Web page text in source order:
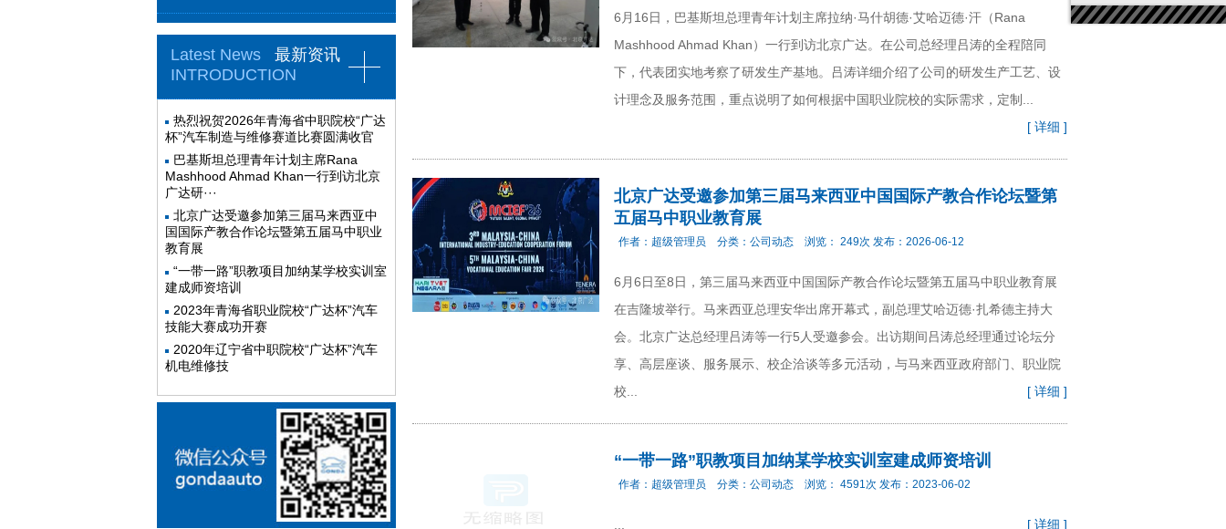
Latest News
最新资讯
INTRODUCTION
热烈祝贺2026年青海省中职院校“广达
杯”汽车制造与维修赛道比赛圆满收官
巴基斯坦总理青年计划主席Rana
Mashhood Ahmad Khan一行到访北京
广达研···
北京广达受邀参加第三届马来西亚中
国国际产教合作论坛暨第五届马中职业
教育展
“一带一路”职教项目加纳某学校实训室
建成师资培训
2023年青海省职业院校“广达杯”汽车
技能大赛成功开赛
2020年辽宁省中职院校“广达杯”汽车
机电维修技
6月16日，巴基斯坦总理青年计划主席拉纳·马什胡德·艾哈迈德·汗（Rana
Mashhood Ahmad Khan）一行到访北京广达。在公司总经理吕涛的全程陪同
下，代表团实地考察了研发生产基地。吕涛详细介绍了公司的研发生产工艺、设
计理念及服务范围，重点说明了如何根据中国职业院校的实际需求，定制...
[ 详细 ]
北京广达受邀参加第三届马来西亚中国国际产教合作论坛暨第
五届马中职业教育展
作者： 超级管理员 分类： 公司动态 浏览： 249次 发布： 2026-06-12
6月6日至8日，第三届马来西亚中国国际产教合作论坛暨第五届马中职业教育展
在吉隆坡举行。马来西亚总理安华出席开幕式，副总理艾哈迈德·扎希德主持大
会。北京广达总经理吕涛等一行5人受邀参会。出访期间吕涛总经理通过论坛分
享、高层座谈、服务展示、校企洽谈等多元活动，与马来西亚政府部门、职业院
校...
[ 详细 ]
“一带一路”职教项目加纳某学校实训室建成师资培训
作者： 超级管理员 分类： 公司动态 浏览： 4591次 发布： 2023-06-02
[ 详细 ]